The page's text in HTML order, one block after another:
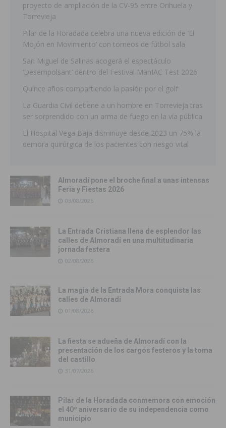
proyecto de ampliación de la CV-95 entre Orihuela y
Torrevieja
Pilar de la Horadada celebra una nueva edición de ‘El
Mojón en Movimiento’ con torneos de fútbol sala
San Miguel de Salinas acogerá el espectáculo
‘Desempolsant’ dentro del Festival ManIAC Test 2026
Quince años compartiendo la pasión por el golf
La Guardia Civil detiene a un hombre en Torrevieja tras
ser sorprendido con un arma de fuego en la vía pública
El Hospital Vega Baja disminuye desde 2023 un 75% la
demora quirúrgica de los pacientes con riesgo vital
Almoradí pone el broche final a unas intensas
Feria y Fiestas 2026
03/08/2026
La Entrada Cristiana llena de esplendor las
calles de Almoradí en una multitudinaria
jornada festera
02/08/2026
La magia de la Entrada Mora conquista las
calles de Almoradí
01/08/2026
La fiesta se adueña de Almoradí con la
presentación de los cargos festeros y la toma
del castillo
31/07/2026
Pilar de la Horadada conmemora con emoción
el 40º aniversario de su independencia como
municipio